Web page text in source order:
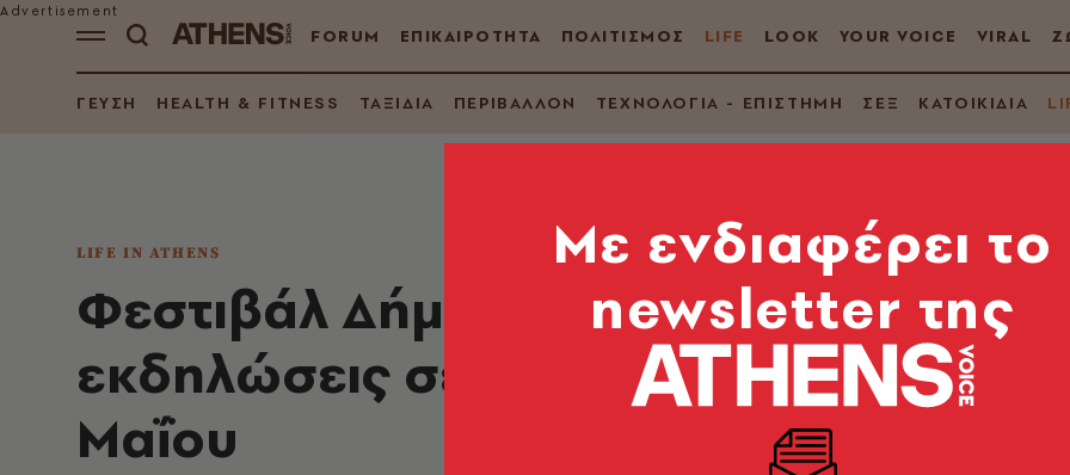
FORUM ΕΠΙΚΑΙΡΟΤΗΤΑ ΠΟΛΙΤΙΣΜΟΣ LIFE LOOK YOUR VOICE VIRAL
ΓΕΥΣΗ HEALTH & FITNESS ΤΑΞΙΔΙΑ ΠΕΡΙΒΑΛΛΟΝ ΤΕΧΝΟΛΟΓΙΑ - ΕΠΙΣΤΗΜΗ ΣΕΞ ΚΑΤΟΙΚΙΔΙΑ
LIFE IN ATHENS
Φεστιβάλ Δήμου Αθηναίων: Οι
εκδηλώσεις σε όλη την πόλη από 14
Μαΐου
Mε ενδιαφέρει το
newsletter της